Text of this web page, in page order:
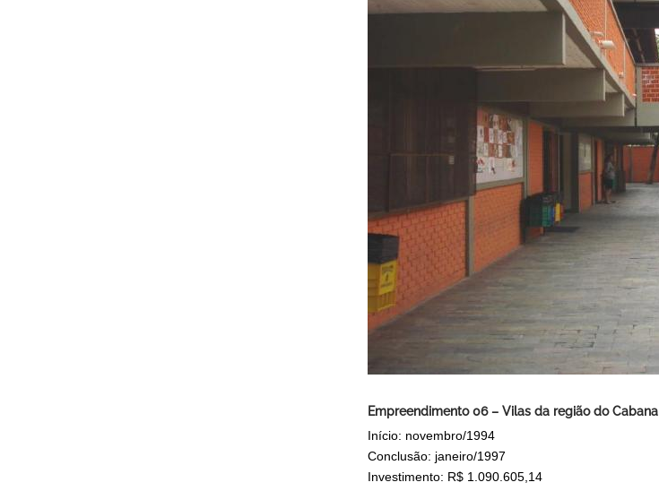
Empreendimento 06 – Vilas da região do Cabana
Início: novembro/1994
Conclusão: janeiro/1997
Investimento: R$ 1.090.605,14